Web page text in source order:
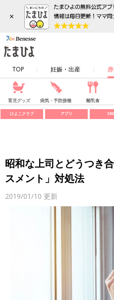
×
TOP 妊娠・出産
育児グッズ 病気・予防接種 離乳食
ひよこクラブ アプリ
昭和な上司とどうつき
スメント」対処法
2019/01/10 更新